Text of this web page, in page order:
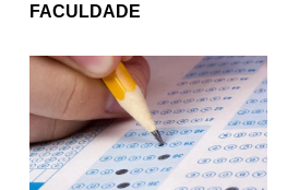
FACULDADE